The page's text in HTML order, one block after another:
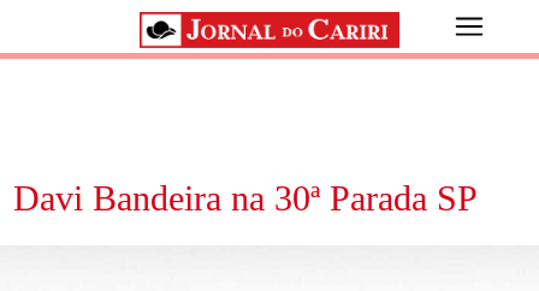
Davi Bandeira na 30ª Parada SP